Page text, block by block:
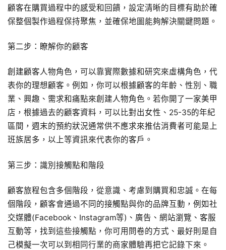
顧客在購買過程中的感受和回饋，設定清晰的目標有助於確
保整個製作過程保持聚焦，並確保地圖能夠解決關鍵問題。
第二步：瞭解你的顧客
創建顧客人物角色，可以靠實際數據和研究來虛構角色，代
表你的理想顧客。例如，你可以根據顧客的年齡、性別、職
業、興趣、需求和痛點來創建人物角色。若你開了一家美甲
店，根據過去的顧客資料，可以比對出女性、25-35的年紀
區間，週末的預約狀況通常供不應求來推估消費者可能是上
班族居多，以上等資訊來代表你的客戶。
第三步：識別接觸點和階段
顧客旅程包含多個階段，從意識、考慮到購買和忠誠。在每
個階段，顧客會通過不同的接觸點與你的品牌互動，例如社
交媒體(Facebook、Instagram等)、廣告、網站瀏覽、客服
互動等，找到這些接觸點，你可用問卷的方式、最好則是自
己模擬一次可以到相同行業的商家體驗再把它記錄下來。